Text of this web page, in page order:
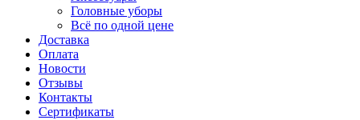
Головные уборы
Всё по одной цене
Доставка
Оплата
Новости
Отзывы
Контакты
Сертификаты